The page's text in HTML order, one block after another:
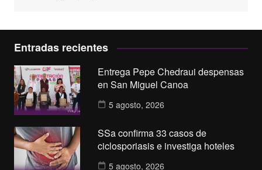
Entradas recientes
Entrega Pepe Chedraui despensas
en San Miguel Canoa
5 agosto, 2026
SSa confirma 33 casos de
ciclosporiasis e investiga hoteles
5 agosto, 2026